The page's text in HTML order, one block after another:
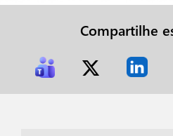
Compartilhe